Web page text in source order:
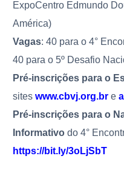
ExpoCentro Edmundo
América)
Vagas: 40 para o 4°
40 para o 5º Desafio
Pré-inscrições para o
siteswww.cbvj.org.br e
Pré-inscrições para o
Informativodo 4°
https://bit.ly/3oLjSbT